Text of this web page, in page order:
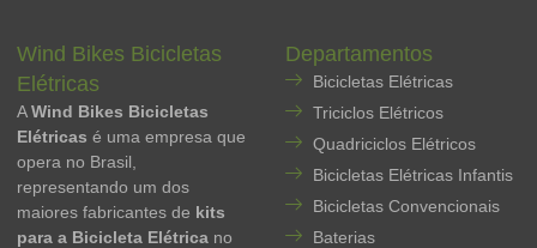
Wind Bikes Bicicletas
Elétricas
AWind Bikes Bicicletas
Elétricas é uma empresa que
opera no Brasil,
representando um dos
maiores fabricantes de kits
para a Bicicleta Elétrica no
Departamentos
Bicicletas Elétricas
Triciclos Elétricos
Quadriciclos Elétricos
Bicicletas Elétricas Infantis
Bicicletas Convencionais
Baterias